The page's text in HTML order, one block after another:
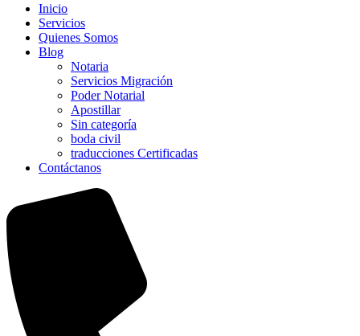
Inicio
Servicios
Quienes Somos
Blog
Notaria
Servicios Migración
Poder Notarial
Apostillar
Sin categoría
boda civil
traducciones Certificadas
Contáctanos